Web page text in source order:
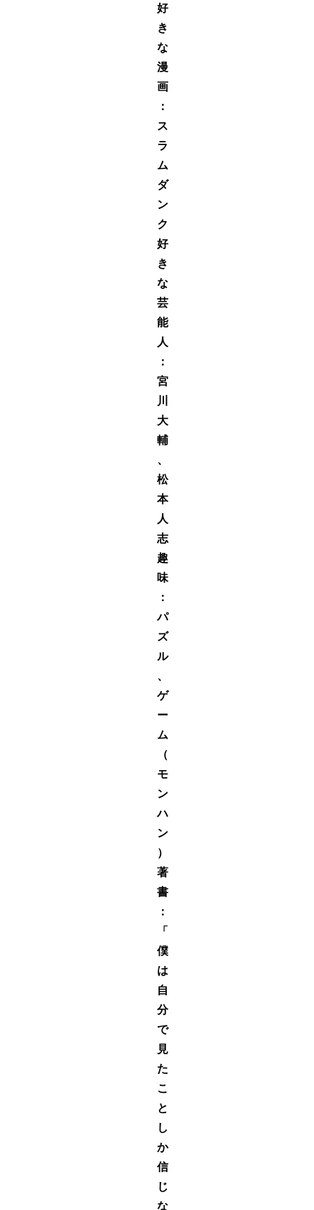
好
き
な
漫
画
：
ス
ラ
ム
ダ
ン
ク
好
き
な
芸
能
人
：
宮
川
大
輔
、
松
本
人
志
趣
味
：
パ
ズ
ル
、
ゲ
ー
ム
（
モ
ン
ハ
ン
）
著
書
：
「
僕
は
自
分
で
見
た
こ
と
し
か
信
じ
な